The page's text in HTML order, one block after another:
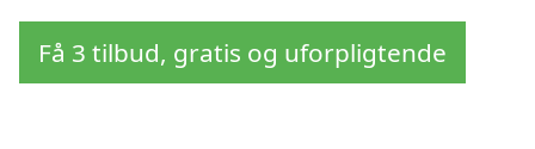
Få 3 tilbud, gratis og uforpligtende